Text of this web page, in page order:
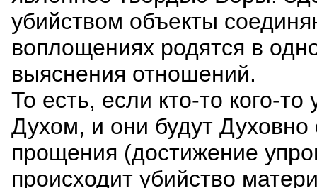
убийством объекты
воплощениях родятся в
выяснения отношений.
То есть, если кто-то кого-
Духом, и они будут
прощения (достижение
происходит убийство